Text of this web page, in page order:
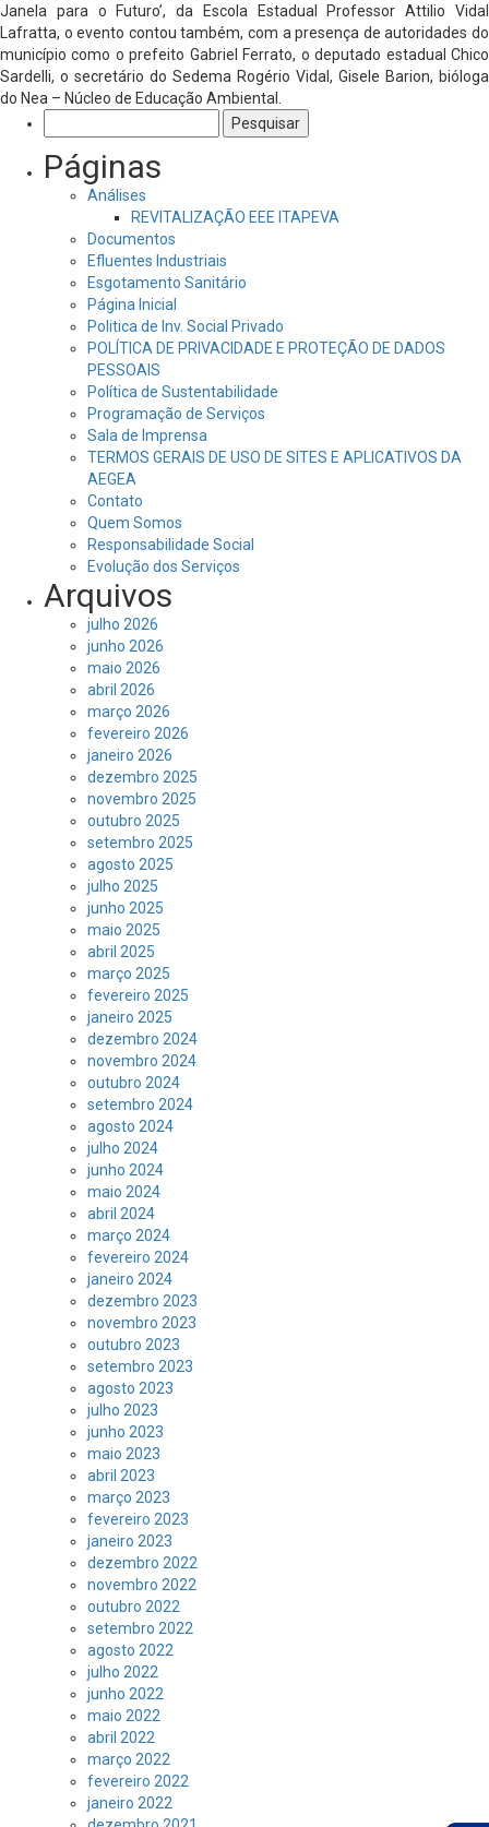
Janela para o Futuro’, da Escola Estadual Professor Attilio Vidal
Lafratta, o evento contou também, com a presença de autoridades do
município como o prefeito Gabriel Ferrato, o deputado estadual Chico
Sardelli, o secretário do Sedema Rogério Vidal, Gisele Barion, bióloga
do Nea – Núcleo de Educação Ambiental.
por:
Páginas
Análises
REVITALIZAÇÃO EEE ITAPEVA
Documentos
Efluentes Industriais
Esgotamento Sanitário
Página Inicial
Politica de Inv. Social Privado
POLÍTICA DE PRIVACIDADE E PROTEÇÃO DE DADOS
PESSOAIS
Política de Sustentabilidade
Programação de Serviços
Sala de Imprensa
TERMOS GERAIS DE USO DE SITES E APLICATIVOS DA
AEGEA
Contato
Quem Somos
Responsabilidade Social
Evolução dos Serviços
Arquivos
julho 2026
junho 2026
maio 2026
abril 2026
março 2026
fevereiro 2026
janeiro 2026
dezembro 2025
novembro 2025
outubro 2025
setembro 2025
agosto 2025
julho 2025
junho 2025
maio 2025
abril 2025
março 2025
fevereiro 2025
janeiro 2025
dezembro 2024
novembro 2024
outubro 2024
setembro 2024
agosto 2024
julho 2024
junho 2024
maio 2024
abril 2024
março 2024
fevereiro 2024
janeiro 2024
dezembro 2023
novembro 2023
outubro 2023
setembro 2023
agosto 2023
julho 2023
junho 2023
maio 2023
abril 2023
março 2023
fevereiro 2023
janeiro 2023
dezembro 2022
novembro 2022
outubro 2022
setembro 2022
agosto 2022
julho 2022
junho 2022
maio 2022
abril 2022
março 2022
fevereiro 2022
janeiro 2022